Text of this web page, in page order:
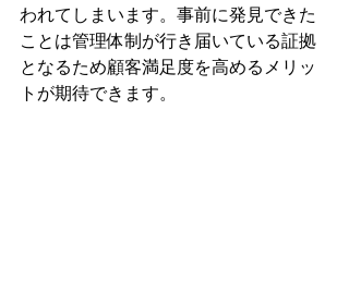
われてしまいます。事前に発見できた
ことは管理体制が行き届いている証拠
となるため顧客満足度を高めるメリッ
トが期待できます。